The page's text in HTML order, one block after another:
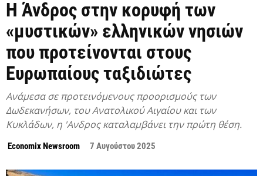
Η Άνδρος στην κορυφή των
«μυστικών» ελληνικών νησιών
που προτείνονται στους
Ευρωπαίους ταξιδιώτες
Ανάμεσα σε προτεινόμενους προορισμούς των
Δωδεκανήσων, του Ανατολικού Αιγαίου και των
Κυκλάδων, η 'Ανδρος καταλαμβάνει την πρώτη θέση.
Economix Newsroom 7 Αυγούστου 2025